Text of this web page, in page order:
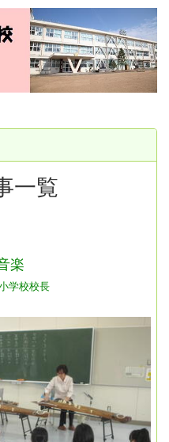
一覧
楽
学校校長